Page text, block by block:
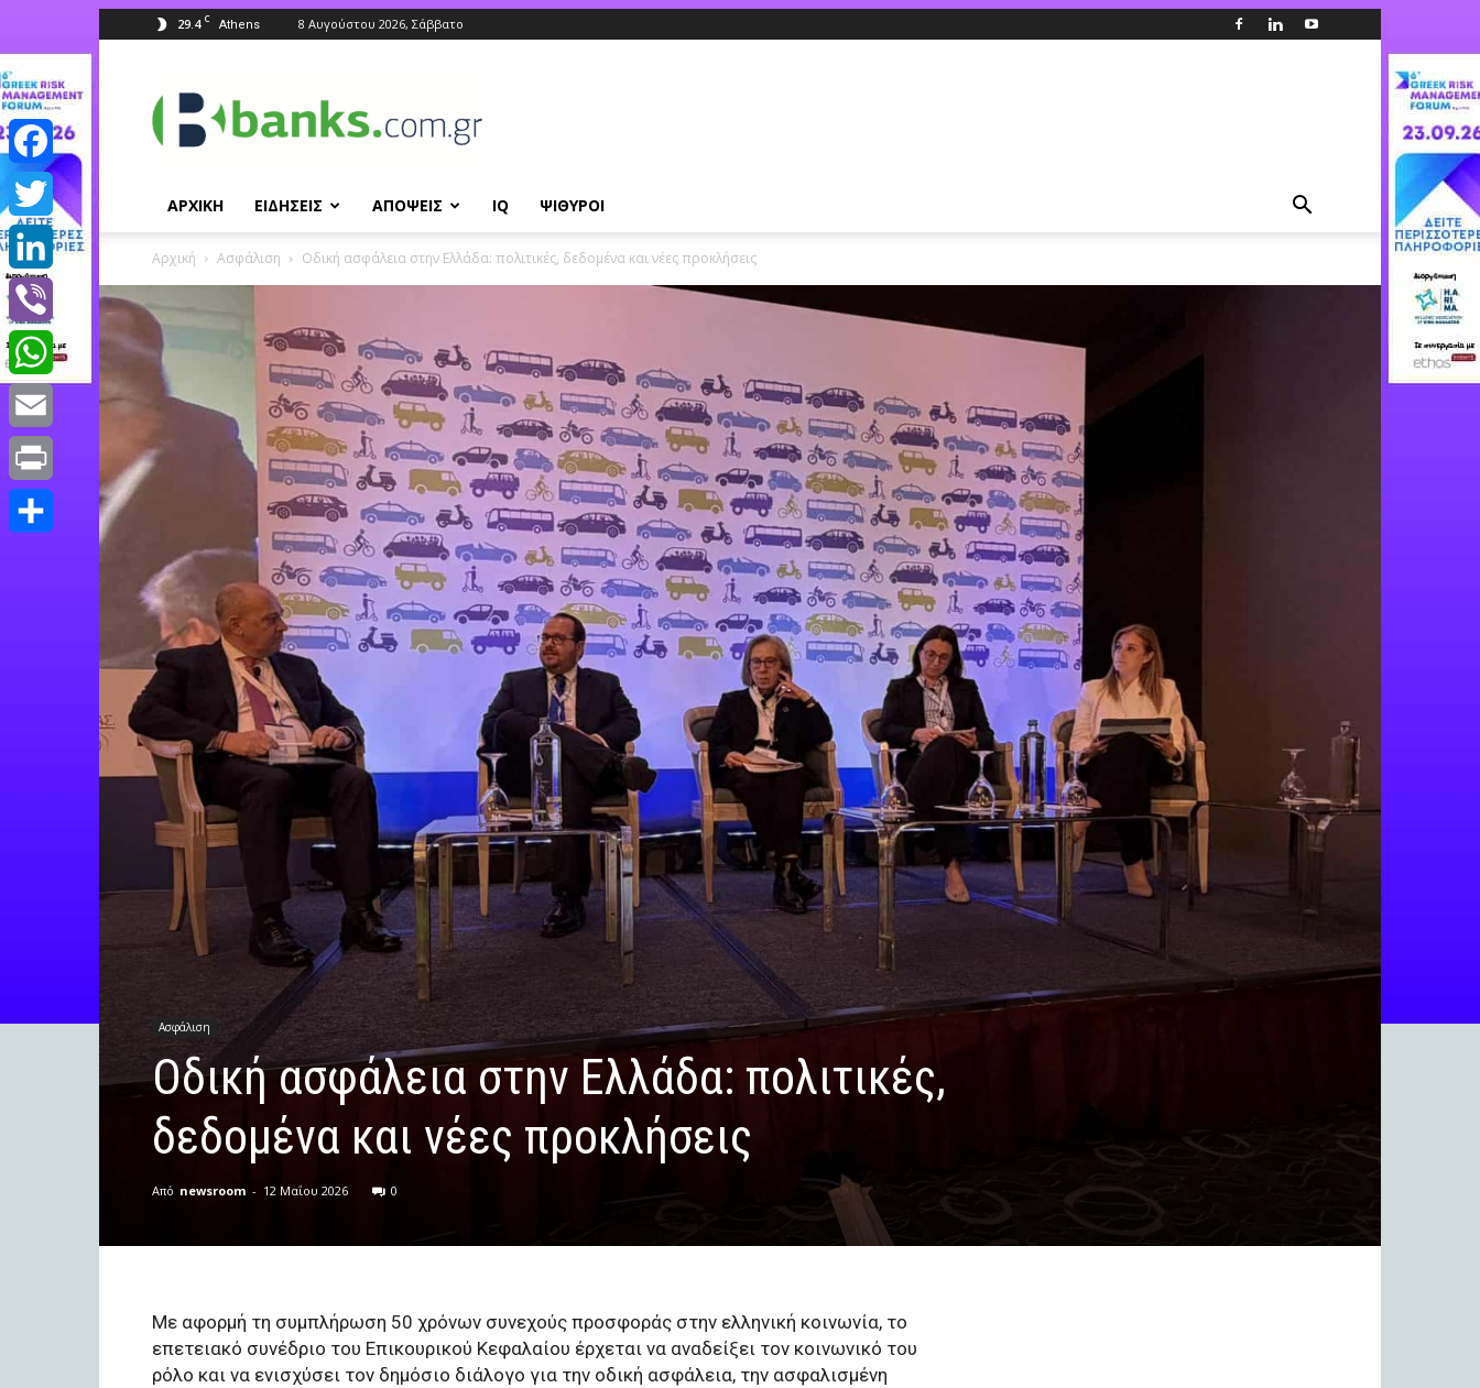
29.4 C Athens 8 Αυγούστου 2026, Σάββατο
ΑΡΧΙΚΗ ΕΙΔΗΣΕΙΣ ΑΠΟΨΕΙΣ IQ ΨΙΘΥΡΟΙ
Αρχική Ασφάλιση Οδική ασφάλεια στην Ελλάδα: πολιτικές, δεδομένα και νέες προκλήσεις
Ασφάλιση
Οδική ασφάλεια στην Ελλάδα: πολιτικές,
δεδομένα και νέες προκλήσεις
Από newsroom - 12 Μαΐου 2026 0
Με αφορμή τη συμπλήρωση 50 χρόνων συνεχούς προσφοράς στην ελληνική κοινωνία, το
επετειακό συνέδριο του Επικουρικού Κεφαλαίου έρχεται να αναδείξει τον κοινωνικό του
ρόλο και να ενισχύσει τον δημόσιο διάλογο για την οδική ασφάλεια, την ασφαλισμένη
Facebook
Twitter
LinkedIn
Viber
WhatsApp
Email
Print